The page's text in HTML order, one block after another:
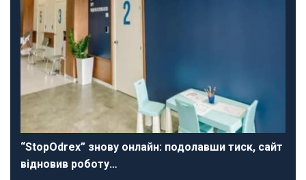
“StopOdrex” знову онлайн: подолавши тиск, сайт
відновив роботу…